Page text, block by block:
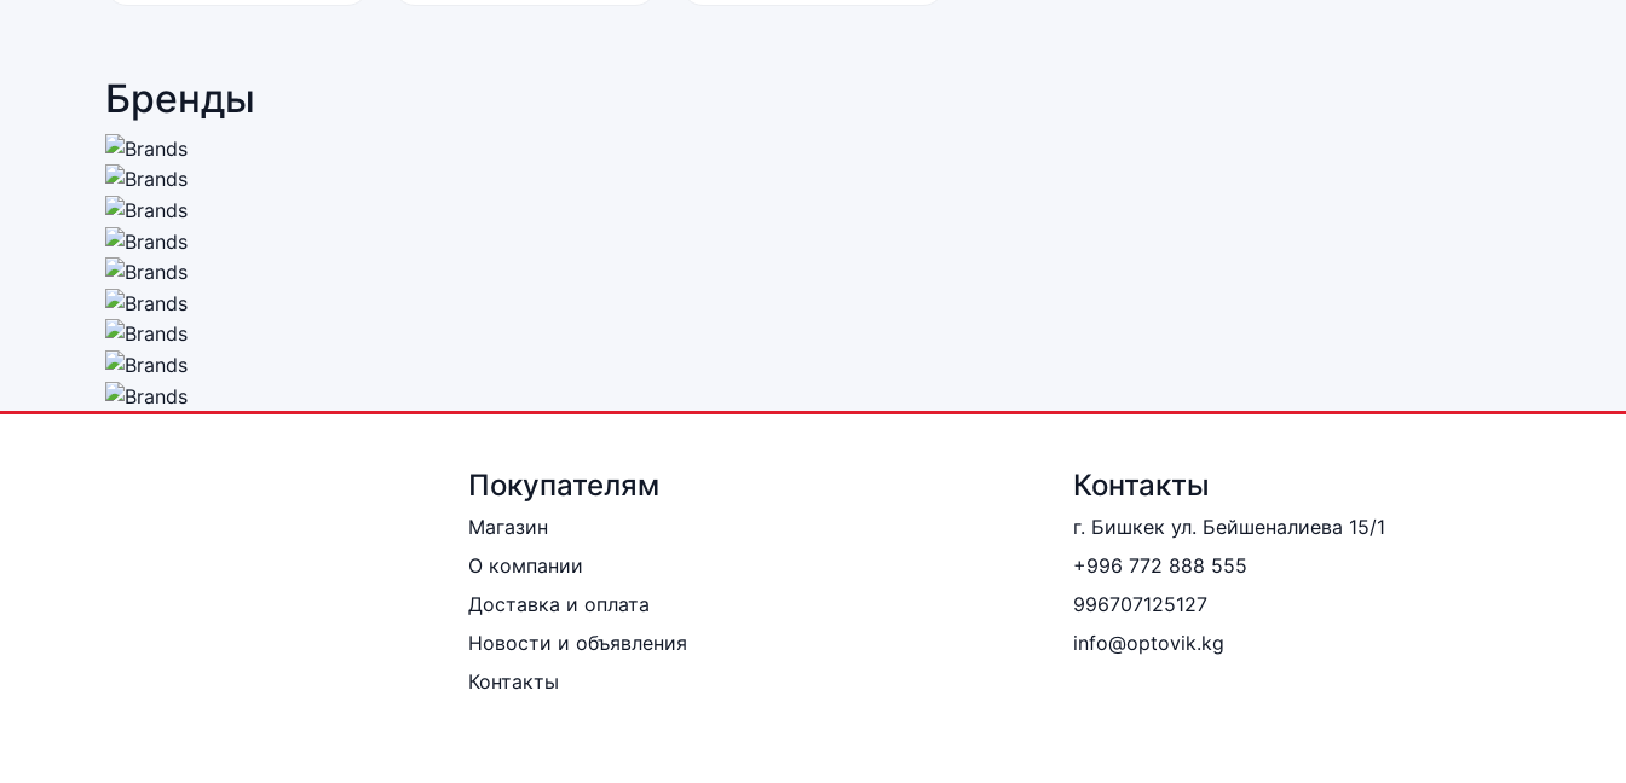
Бренды
Покупателям
Магазин
О компании
Доставка и оплата
Новости и объявления
Контакты
Контакты
г. Бишкек ул. Бейшеналиева 15/1
+996 772 888 555
996707125127
info@optovik.kg